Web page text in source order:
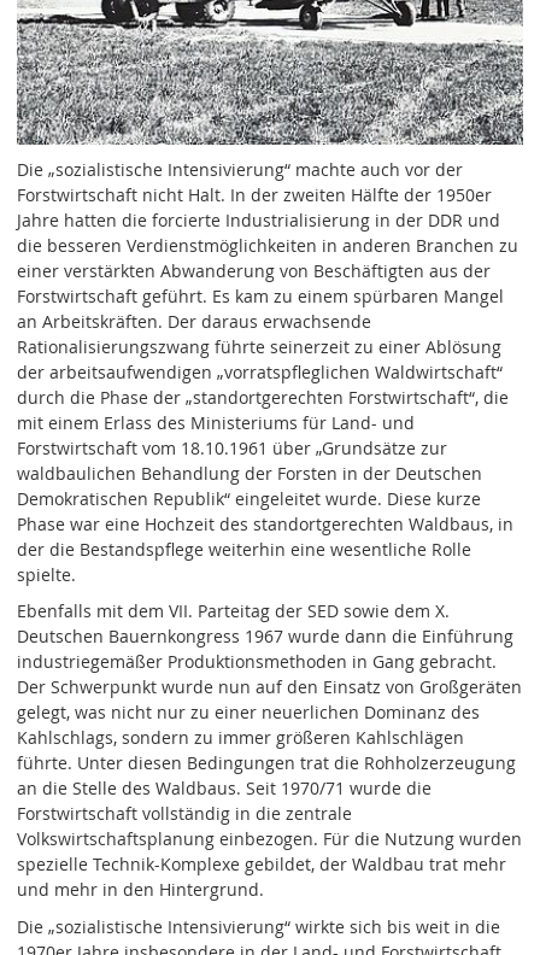
Die „sozialistische Intensivierung“ machte auch vor der
Forstwirtschaft nicht Halt. In der zweiten Hälfte der 1950er
Jahre hatten die forcierte Industrialisierung in der DDR und
die besseren Verdienstmöglichkeiten in anderen Branchen zu
einer verstärkten Abwanderung von Beschäftigten aus der
Forstwirtschaft geführt. Es kam zu einem spürbaren Mangel
an Arbeitskräften. Der daraus erwachsende
Rationalisierungszwang führte seinerzeit zu einer Ablösung
der arbeitsaufwendigen „vorratspfleglichen Waldwirtschaft“
durch die Phase der „standortgerechten Forstwirtschaft“, die
mit einem Erlass des Ministeriums für Land- und
Forstwirtschaft vom 18.10.1961 über „Grundsätze zur
waldbaulichen Behandlung der Forsten in der Deutschen
Demokratischen Republik“ eingeleitet wurde. Diese kurze
Phase war eine Hochzeit des standortgerechten Waldbaus, in
der die Bestandspflege weiterhin eine wesentliche Rolle
spielte.
Ebenfalls mit dem VII. Parteitag der SED sowie dem X.
Deutschen Bauernkongress 1967 wurde dann die Einführung
industriegemäßer Produktionsmethoden in Gang gebracht.
Der Schwerpunkt wurde nun auf den Einsatz von Großgeräten
gelegt, was nicht nur zu einer neuerlichen Dominanz des
Kahlschlags, sondern zu immer größeren Kahlschlägen
führte. Unter diesen Bedingungen trat die Rohholzerzeugung
an die Stelle des Waldbaus. Seit 1970/71 wurde die
Forstwirtschaft vollständig in die zentrale
Volkswirtschaftsplanung einbezogen. Für die Nutzung wurden
spezielle Technik-Komplexe gebildet, der Waldbau trat mehr
und mehr in den Hintergrund.
Die „sozialistische Intensivierung“ wirkte sich bis weit in die